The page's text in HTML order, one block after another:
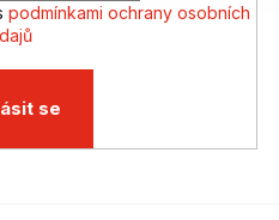
podmínkami ochrany osobních
se